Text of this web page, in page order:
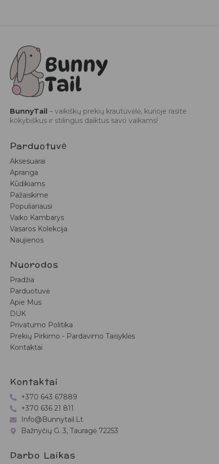
BunnyTail – vaikiškų prekių krautuvėlė, kurioje rasite
kokybiškus ir stilingus daiktus savo vaikams!
Parduotuvė
Aksesuarai
Apranga
Kūdikiams
Pažaiskime
Populiariausi
Vaiko Kambarys
Vasaros Kolekcija
Naujienos
Nuorodos
Pradžia
Parduotuvė
Apie Mus
DUK
Privatumo Politika
Prekių Pirkimo - Pardavimo Taisyklės
Kontaktai
Kontaktai
+370 643 67889
+370 636 21 811
Info@bunnytail.lt
Bažnyčių G. 3, Tauragė 72253
Darbo Laikas